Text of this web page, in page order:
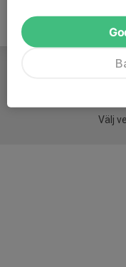
Välj